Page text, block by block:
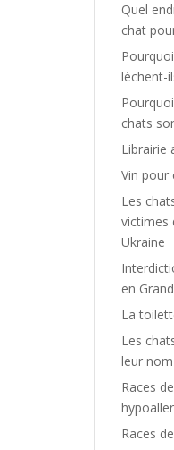
Quel
chat
lèchent-
chats
Librairie
Vin pour
Les
victimes
Ukraine
en
La
Les
leur
Races
Races